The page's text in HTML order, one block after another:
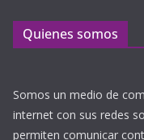
Quienes somos
Somos un medio de
internet con sus redes
permiten comunicar